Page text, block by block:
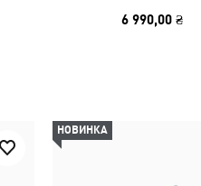
6 990,00 ₴
НОВИНКА